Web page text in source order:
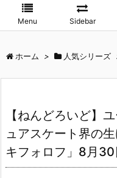
Menu Sidebar
ホーム > 人気シリーズ
【ねんどろいど】
ュアスケート界の
キフォロフ」8月30